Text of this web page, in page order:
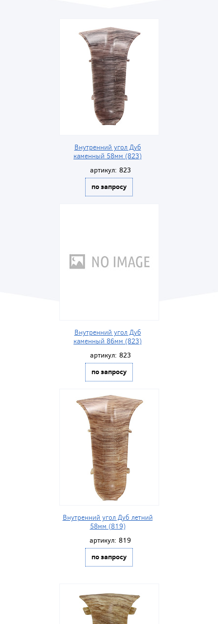
Внутренний угол Дуб
каменный 58мм (823)
артикул: 823
по запросу
Внутренний угол Дуб
каменный 86мм (823)
артикул: 823
по запросу
Внутренний угол Дуб летний
58мм (819)
артикул: 819
по запросу